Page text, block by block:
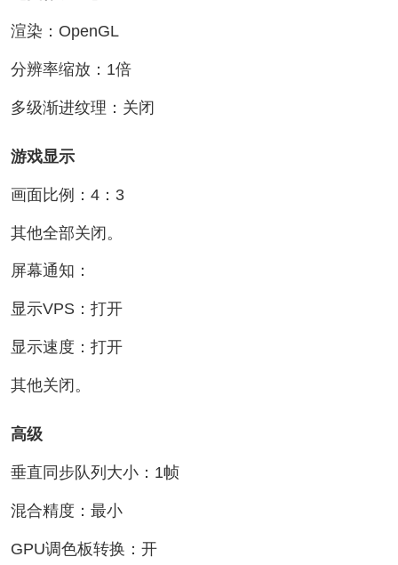
渲染：OpenGL
分辨率缩放：1倍
多级渐进纹理：关闭
游戏显示
画面比例：4：3
其他全部关闭。
屏幕通知：
显示VPS：打开
显示速度：打开
其他关闭。
高级
垂直同步队列大小：1帧
混合精度：最小
GPU调色板转换：开